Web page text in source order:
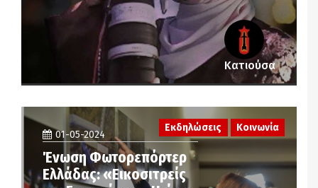
Κατιούσα
01-05-2024
Ένωση Φωτορεπόρτερ
Ελλάδας: «Εικοσιτρείς
Εκδηλώσεις Κοινωνία